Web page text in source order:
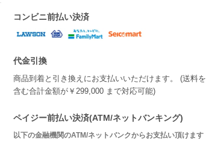
コンビニ前払い決済
代金引換
商品到着と引き換えにお支払いいただけます。 (送料を
含む合計金額が￥299,000 まで対応可能)
ペイジー前払い決済(ATM/ネットバンキング)
以下の金融機関のATM/ネットバンクからお支払い頂けます